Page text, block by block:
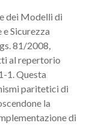
dei Modelli di
Sicurezza
81/2008,
al repertorio
1. Questa
paritetici di
la
di